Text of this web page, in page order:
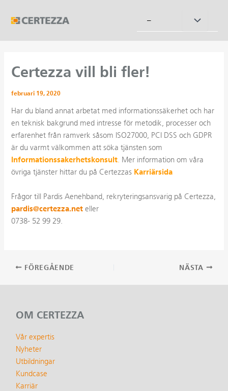
– Slå
Certezza vill bli fler!
februari 19, 2020
Har du bland annat arbetat med informationssäkerhet och har
en teknisk bakgrund med intresse för metodik, processer och
erfarenhet från ramverk såsom ISO27000, PCI DSS och GDPR
är du varmt välkommen att söka tjänsten som
Informationssakerhetskonsult. Mer information om våra
övriga tjänster hittar du på Certezzas Karriärsida
Frågor till Pardis Aenehband, rekryteringsansvarig på Certezza,
pardis@certezza.net eller
0738- 52 99 29.
Inläggsnavigering
FÖREGÅENDE NÄSTA
OM CERTEZZA
Vår expertis
Nyheter
Utbildningar
Kundcase
Karriär